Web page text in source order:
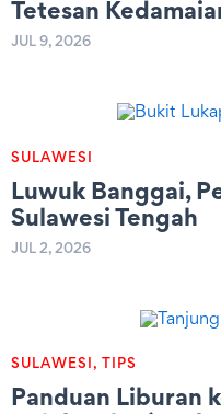
Tetesan
JUL 9, 2026
SULAWESI
Luwuk Banggai,
Sulawesi Tengah
JUL 2, 2026
SULAWESI, TIPS
Panduan Liburan